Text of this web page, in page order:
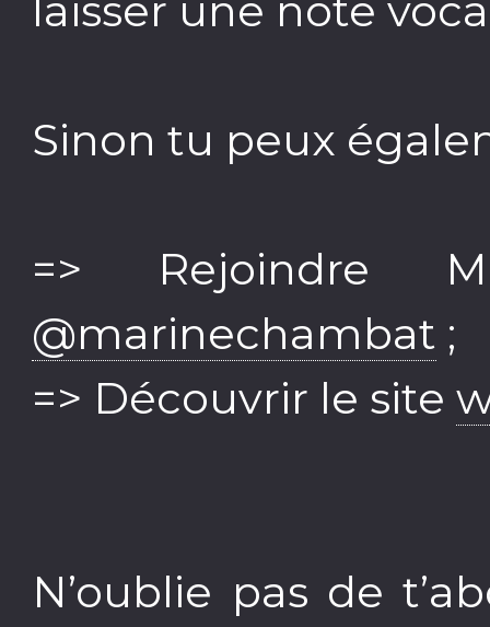
Sinon tu peux
=> Rejoindre
@marinechambat ;
=> Découvrir le site
N’oublie pas de